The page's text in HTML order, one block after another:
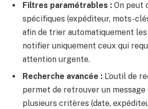
Filtres paramétrables : On peut
spécifiques (expéditeur, mots-
afin de trier automatiquement
notifier uniquement ceux qui
attention urgente.
Recherche avancée : L’outil de
permet de retrouver un message
plusieurs critères (date,